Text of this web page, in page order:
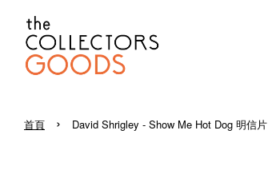
首頁 › David Shrigley - Show Me Hot Dog 明信片